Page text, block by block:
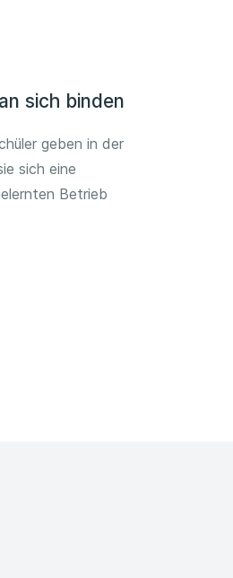
sich binden
geben in der
sich eine
Betrieb